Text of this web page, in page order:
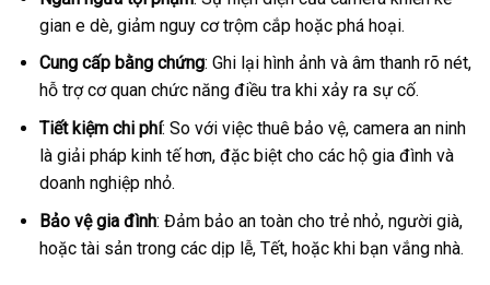
gian e dè, giảm nguy cơ trộm cắp hoặc phá hoại.
Cung cấp bằng chứng: Ghi lại hình ảnh và âm thanh rõ nét,
hỗ trợ cơ quan chức năng điều tra khi xảy ra sự cố.
Tiết kiệm chi phí: So với việc thuê bảo vệ, camera an ninh
là giải pháp kinh tế hơn, đặc biệt cho các hộ gia đình và
doanh nghiệp nhỏ.
Bảo vệ gia đình: Đảm bảo an toàn cho trẻ nhỏ, người già,
hoặc tài sản trong các dịp lễ, Tết, hoặc khi bạn vắng nhà.